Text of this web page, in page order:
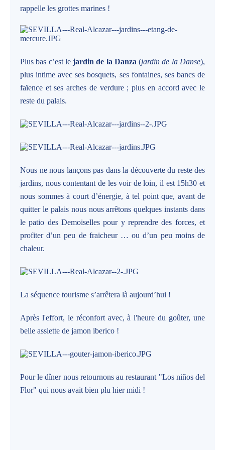
rappelle les grottes marines !
Plus bas c’est lejardin de la Danza (jardin de la Danse),
plus intime avec ses bosquets, ses fontaines, ses bancs de
faïence et ses arches de verdure ; plus en accord avec le
reste du palais.
Nous ne nous lançons pas dans la découverte du reste des
jardins, nous contentant de les voir de loin, il est 15h30 et
nous sommes à court d’énergie, à tel point que, avant de
quitter le palais nous nous arrêtons quelques instants dans
le patio des Demoiselles pour y reprendre des forces, et
profiter d’un peu de fraicheur … ou d’un peu moins de
chaleur.
La séquence tourisme s’arrêtera là aujourd’hui !
Après l'effort, le réconfort avec, à l'heure du goûter, une
belle assiette de jamon iberico !
Pour le dîner nous retournons au restaurant "Los niños del
Flor" qui nous avait bien plu hier midi !